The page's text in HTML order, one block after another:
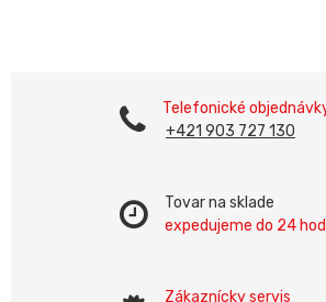
Telefonické
+421 903 727 130
Tovar na sklade
expedujeme do 24
Zákaznícky servis